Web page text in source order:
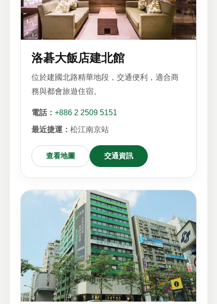
洛碁大飯店建北館
位於建國北路精華地段，交通便利，適合商
務與都會旅遊住宿。
電話： +886 2 2509 5151
最近捷運： 松江南京站
查看地圖 交通資訊